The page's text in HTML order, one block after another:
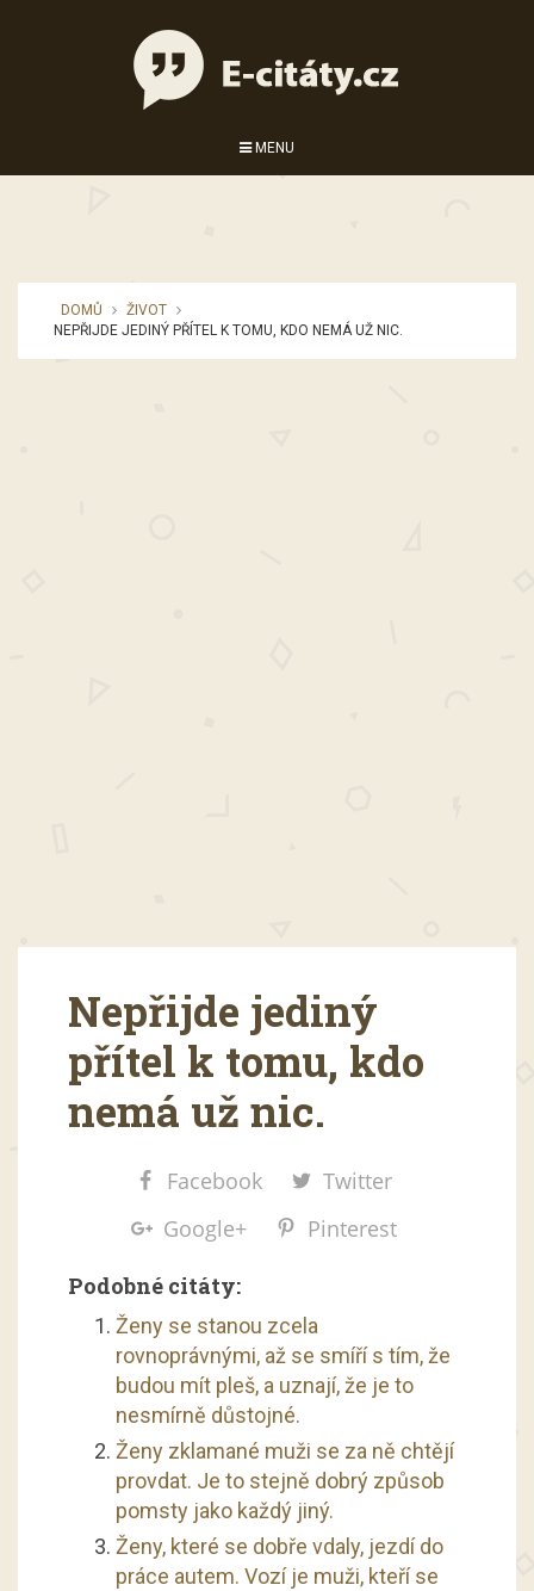
MENU
DOMŮ
ŽIVOT
NEPŘIJDE JEDINÝ PŘÍTEL K TOMU, KDO NEMÁ UŽ NIC.
Nepřijde jediný
přítel k tomu, kdo
nemá už nic.
Facebook
Twitter
Google+
Pinterest
Podobné citáty:
Ženy se stanou zcela
rovnoprávnými, až se smíří s tím, že
budou mít pleš, a uznají, že je to
nesmírně důstojné.
Ženy zklamané muži se za ně chtějí
provdat. Je to stejně dobrý způsob
pomsty jako každý jiný.
Ženy, které se dobře vdaly, jezdí do
práce autem. Vozí je muži, kteří se